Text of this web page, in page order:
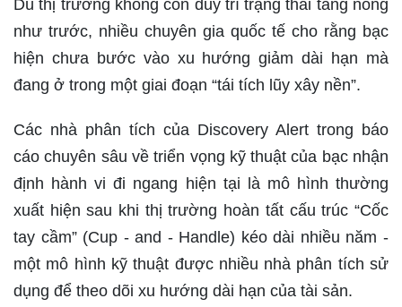
Dù thị trường không còn duy trì trạng thái tăng nóng
như trước, nhiều chuyên gia quốc tế cho rằng bạc
hiện chưa bước vào xu hướng giảm dài hạn mà
đang ở trong một giai đoạn “tái tích lũy xây nền”.
Các nhà phân tích của Discovery Alert trong báo
cáo chuyên sâu về triển vọng kỹ thuật của bạc nhận
định hành vi đi ngang hiện tại là mô hình thường
xuất hiện sau khi thị trường hoàn tất cấu trúc “Cốc
tay cầm” (Cup - and - Handle) kéo dài nhiều năm -
một mô hình kỹ thuật được nhiều nhà phân tích sử
dụng để theo dõi xu hướng dài hạn của tài sản.